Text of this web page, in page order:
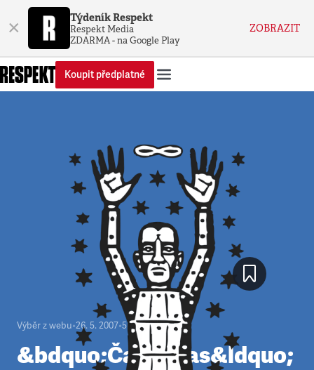
× Týdeník Respekt
Respekt Media
ZDARMA - na Google Play
ZOBRAZIT
Koupit předplatné
Výběr z webu•26. 5. 2007•5minut
&bdquo;Čajna Bas&ldquo;